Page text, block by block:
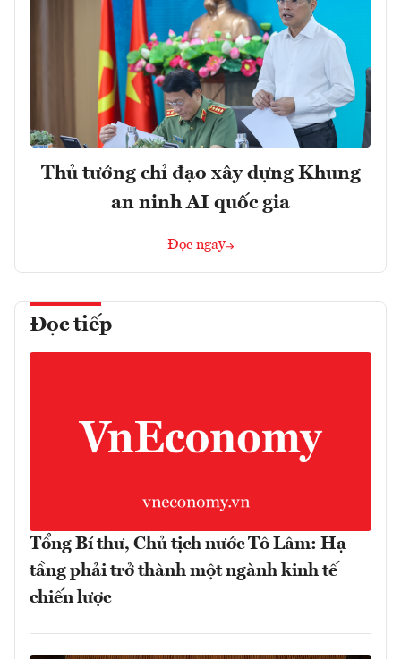
Thủ tướng chỉ đạo xây dựng Khung
an ninh AI quốc gia
Đọc ngay
Đọc tiếp
Tổng Bí thư, Chủ tịch nước Tô Lâm: Hạ
tầng phải trở thành một ngành kinh tế
chiến lược